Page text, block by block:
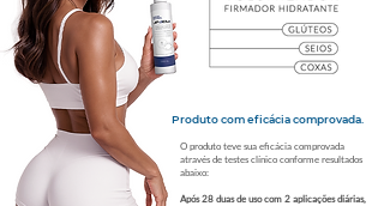
Produto com eficácia comprovada.
O produto teve sua eficácia comprovada
através de testes clínico conforme resultados
abaixo:
Após 28 duas de uso com 2 aplicações diárias,